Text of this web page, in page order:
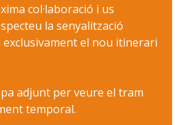
col·laboració i us
la senyalització
exclusivament el nou itinerari
adjunt per veure el tram
temporal.